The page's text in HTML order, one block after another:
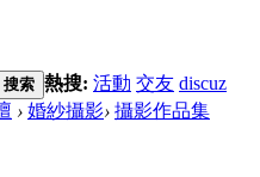
搜索 熱搜: 活動 交友 discuz
› 婚紗攝影› 攝影作品集